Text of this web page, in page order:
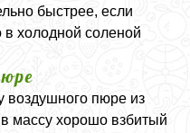
быстрее, если
в холодной соленой
воздушного пюре из
массу хорошо взбитый